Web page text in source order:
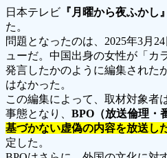
日本テレビ 『月曜から夜ふかし』
た。
問題となったのは、2025年3月
ューだ。中国出身の女性が「カ
発言したかのように編集された
はなかった。
この編集によって、取材対象者
事態となり、 BPO（放送倫理・
基づかない虚偽の内容を放送し
定した。